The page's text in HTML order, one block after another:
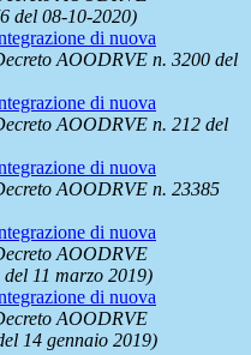
del 08-10-2020)
di nuova
AOODRVE n. 3200 del
di nuova
AOODRVE n. 212 del
di nuova
AOODRVE n. 23385
di nuova
AOODRVE
11 marzo 2019)
di nuova
AOODRVE
14 gennaio 2019)